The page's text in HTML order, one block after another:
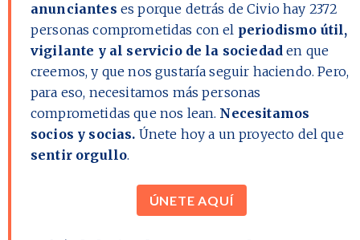
anunciantes es porque detrás de Civio hay 2372
personas comprometidas con el periodismo útil,
vigilante y al servicio de la sociedad en que
creemos, y que nos gustaría seguir haciendo. Pero,
para eso, necesitamos más personas
comprometidas que nos lean. Necesitamos
socios y socias. Únete hoy a un proyecto del que
sentir orgullo.
ÚNETE AQUÍ